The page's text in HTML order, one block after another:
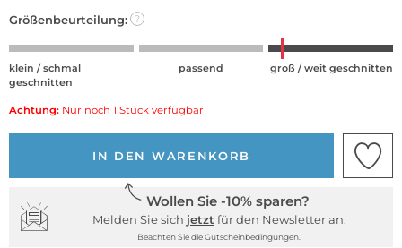
Größenbeurteilung: ?
klein / schmal
geschnitten
passend groß / weit geschnitten
Achtung: Nur noch 1 Stück verfügbar!
IN DEN WARENKORB
Wollen Sie -10% sparen?
Melden Sie sich jetzt für den Newsletter an.
Beachten Sie die Gutscheinbedingungen.